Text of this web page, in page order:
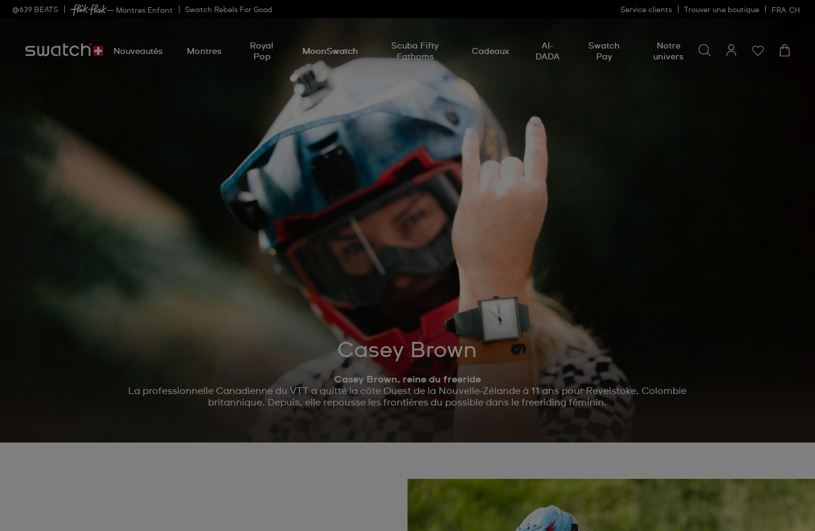
@639 BEATS — Montres Enfant Swatch Rebels For Good Service clients Trouver une boutique FRA CH
Nouveautés Montres
Royal
Pop
MoonSwatch
Scuba Fifty
Fathoms
Cadeaux
AI-
DADA
Swatch
Pay
Notre
univers
un
produit
Casey Brown
Casey Brown, reine du freeride
La professionnelle Canadienne du VTT a quitté la côte Ouest de la Nouvelle-Zélande à 11 ans pour Revelstoke, Colombie
britannique. Depuis, elle repousse les frontières du possible dans le freeriding féminin.